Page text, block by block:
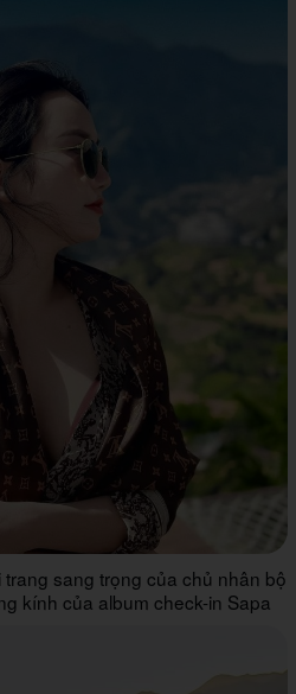
sang trọng của chủ nhân bộ
kính của album check-in Sapa